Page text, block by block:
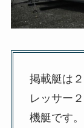
掲載艇は
レッサー
機艇です。